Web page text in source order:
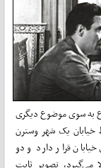
به سوی موضوع دیگری
یک شهر وسترن
قرار دارد و دو
تصویر ثابت